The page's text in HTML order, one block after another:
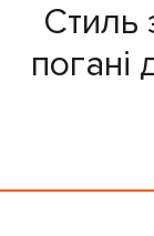
Стиль
погані